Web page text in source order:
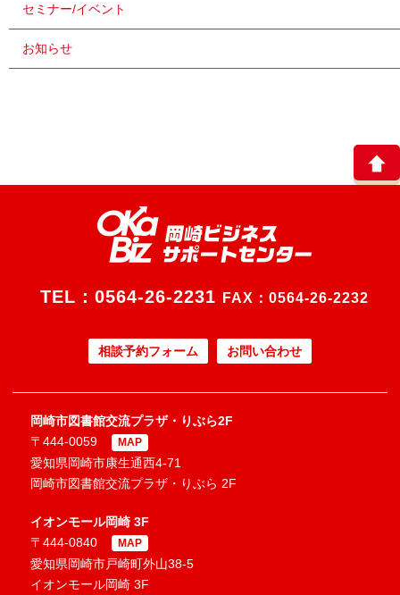
セミナー/イベント
お知らせ
TEL： 0564-26-2231 FAX：0564-26-2232
相談予約フォーム お問い合わせ
岡崎市図書館交流プラザ・りぶら2F
〒444-0059
MAP
愛知県岡崎市康生通西4-71
岡崎市図書館交流プラザ・りぶら 2F
イオンモール岡崎 3F
〒444-0840
MAP
愛知県岡崎市戸崎町外山38-5
イオンモール岡崎 3F